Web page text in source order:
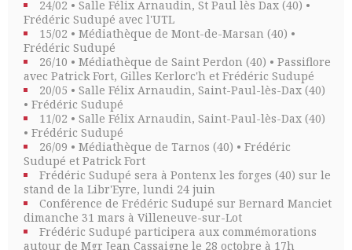
24/02 • Salle Félix Arnaudin, St Paul lès Dax (40) •
Frédéric Sudupé avec l'UTL
15/02 • Médiathèque de Mont-de-Marsan (40) •
Frédéric Sudupé
26/10 • Médiathèque de Saint Perdon (40) • Passiflore
avec Patrick Fort, Gilles Kerlorc'h et Frédéric Sudupé
20/05 • Salle Félix Arnaudin, Saint-Paul-lès-Dax (40)
• Frédéric Sudupé
11/02 • Salle Félix Arnaudin, Saint-Paul-lès-Dax (40)
• Frédéric Sudupé
26/09 • Médiathèque de Tarnos (40) • Frédéric
Sudupé et Patrick Fort
Frédéric Sudupé sera à Pontenx les forges (40) sur le
stand de la Libr'Eyre, lundi 24 juin
Conférence de Frédéric Sudupé sur Bernard Manciet
dimanche 31 mars à Villeneuve-sur-Lot
Frédéric Sudupé participera aux commémorations
autour de Mgr Jean Cassaigne le 28 octobre à 17h